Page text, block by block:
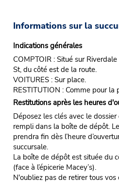
Informations sur la
Indications générales
COMPTOIR : Situé sur
St, du côté est de la route.
VOITURES : Sur place.
RESTITUTION : Comme pour la
Restitutions après les heures
Déposez les clés avec le
rempli dans la boîte de dépôt.
prendra fin dès l’heure
succursale.
La boîte de dépôt est située du
(face à l’épicerie Macey’s).
N'oubliez pas de retirer tous